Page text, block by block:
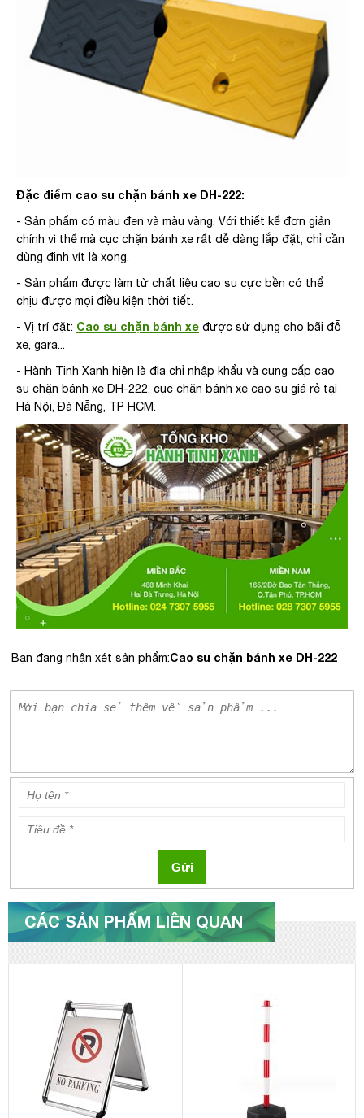
Đặc điểm cao su chặn bánh xe DH-222:
- Sản phẩm có màu đen và màu vàng. Với thiết kế đơn giản
chính vì thế mà cục chặn bánh xe rất dễ dàng lắp đặt, chỉ cần
dùng đinh vít là xong.
- Sản phẩm được làm từ chất liệu cao su cực bền có thể
chịu được mọi điều kiện thời tiết.
- Vị trí đặt: Cao su chặn bánh xe được sử dụng cho bãi đỗ
xe, gara...
- Hành Tinh Xanh hiện là địa chỉ nhập khẩu và cung cấp cao
su chặn bánh xe DH-222, cục chặn bánh xe cao su giá rẻ tại
Hà Nội, Đà Nẵng, TP HCM.
Bạn đang nhận xét sản phẩm:Cao su chặn bánh xe DH-222
Gửi
CÁC SẢN PHẨM LIÊN QUAN